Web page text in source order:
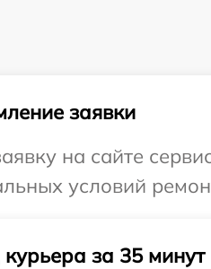
заявки
на сайте
условий
за 35 минут